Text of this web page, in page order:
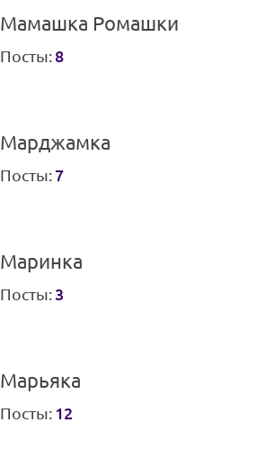
Мамашка Ромашки
Посты: 8
Марджамка
Посты: 7
Маринка
Посты: 3
Марьяка
Посты: 12